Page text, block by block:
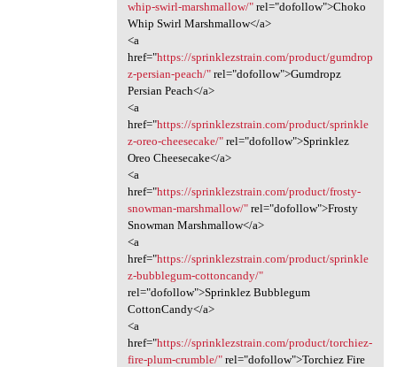
whip-swirl-marshmallow/"rel="dofollow">Choko
Whip Swirl Marshmallow</a>
<a
href="https://sprinklezstrain.com/product/gumdrop
z-persian-peach/"rel="dofollow">Gumdropz
Persian Peach</a>
<a
href="https://sprinklezstrain.com/product/sprinkle
z-oreo-cheesecake/"rel="dofollow">Sprinklez
Oreo Cheesecake</a>
<a
href="https://sprinklezstrain.com/product/frosty-
snowman-marshmallow/"rel="dofollow">Frosty
Snowman Marshmallow</a>
<a
href="https://sprinklezstrain.com/product/sprinkle
z-bubblegum-cottoncandy/"
rel="dofollow">Sprinklez Bubblegum
CottonCandy</a>
<a
href="https://sprinklezstrain.com/product/torchiez-
fire-plum-crumble/"rel="dofollow">Torchiez Fire